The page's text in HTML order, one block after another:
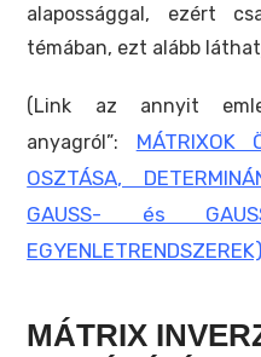
alapossággal, ezért
témában, ezt alább
(Link az annyit
anyagról”: MÁTRIXOK
OSZTÁSA,
GAUSS- és
EGYENLETRENDSZEREK)
MÁTRIX